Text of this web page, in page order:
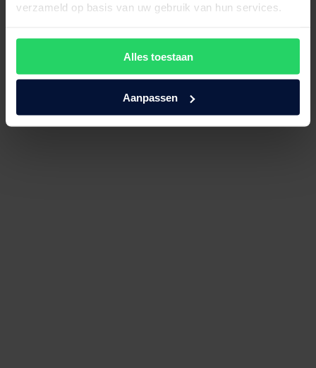
verzameld op basis van uw gebruik van hun services.
Alles toestaan
Aanpassen